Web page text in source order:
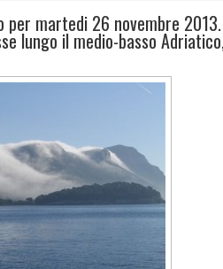
per martedi 26 novembre
lungo il medio-basso